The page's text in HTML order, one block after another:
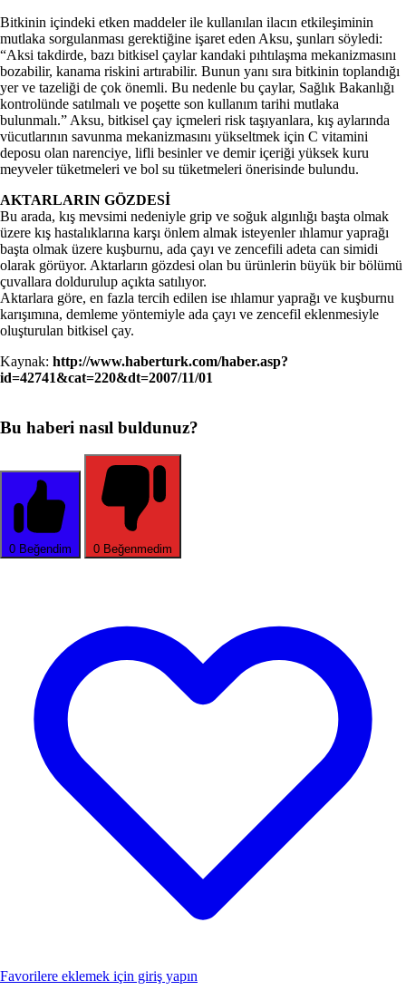
Bitkinin içindeki etken maddeler ile kullanılan ilacın etkileşiminin
mutlaka sorgulanması gerektiğine işaret eden Aksu, şunları söyledi:
“Aksi takdirde, bazı bitkisel çaylar kandaki pıhtılaşma mekanizmasını
bozabilir, kanama riskini artırabilir. Bunun yanı sıra bitkinin toplandığı
yer ve tazeliği de çok önemli. Bu nedenle bu çaylar, Sağlık Bakanlığı
kontrolünde satılmalı ve poşette son kullanım tarihi mutlaka
bulunmalı.” Aksu, bitkisel çay içmeleri risk taşıyanlara, kış aylarında
vücutlarının savunma mekanizmasını yükseltmek için C vitamini
deposu olan narenciye, lifli besinler ve demir içeriği yüksek kuru
meyveler tüketmeleri ve bol su tüketmeleri önerisinde bulundu.
AKTARLARIN GÖZDESİ
Bu arada, kış mevsimi nedeniyle grip ve soğuk algınlığı başta olmak
üzere kış hastalıklarına karşı önlem almak isteyenler ıhlamur yaprağı
başta olmak üzere kuşburnu, ada çayı ve zencefili adeta can simidi
olarak görüyor. Aktarların gözdesi olan bu ürünlerin büyük bir bölümü
çuvallara doldurulup açıkta satılıyor.
Aktarlara göre, en fazla tercih edilen ise ıhlamur yaprağı ve kuşburnu
karışımına, demleme yöntemiyle ada çayı ve zencefil eklenmesiyle
oluşturulan bitkisel çay.
Kaynak: http://www.haberturk.com/haber.asp?
id=42741&cat=220&dt=2007/11/01
Bu haberi nasıl buldunuz?
0 Beğendim 0 Beğenmedim
Favorilere eklemek için giriş yapın